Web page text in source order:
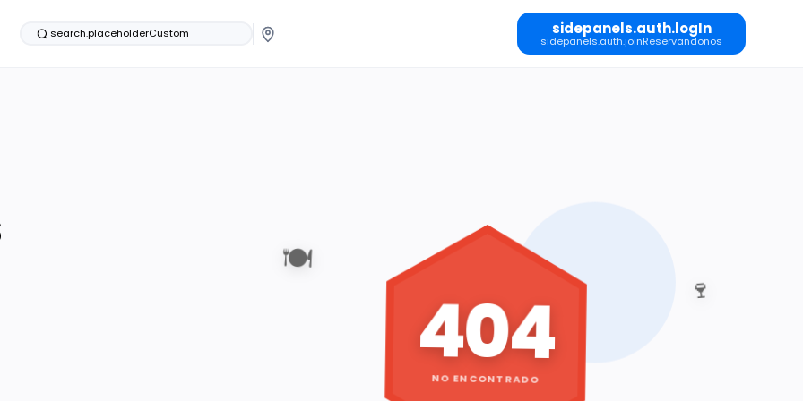
search.placeholderCustom sidepanels.auth.logIn
sidepanels.auth.joinReservandonos
🍽️
🍷
404
NO ENCONTRADO